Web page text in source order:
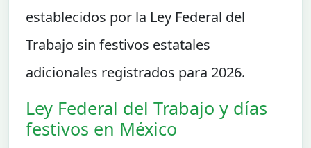
establecidos por la Ley Federal del
Trabajo sin festivos estatales
adicionales registrados para 2026.
Ley Federal del Trabajo y días
festivos en México